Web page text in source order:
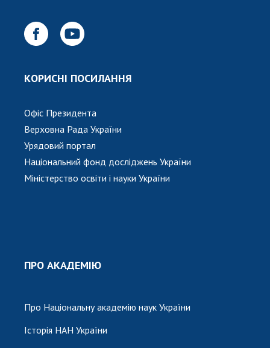
Оцінювання ефективності діяльності
наукових установ
Відкрита наука в НАН України
Робота з молоддю
МІЖНАРОДНЕ СПІВРОБІТНИЦТВО
Нормативні акти НАН України
Вибори до складу НАН України
Бланки документів
КОРИСНІ ПОСИЛАННЯ
Офіс Президента
Верховна Рада України
Урядовий портал
Національний фонд досліджень України
Міністерство освіти і науки України
ПРО АКАДЕМІЮ
Про Національну академію наук України
Історія НАН України